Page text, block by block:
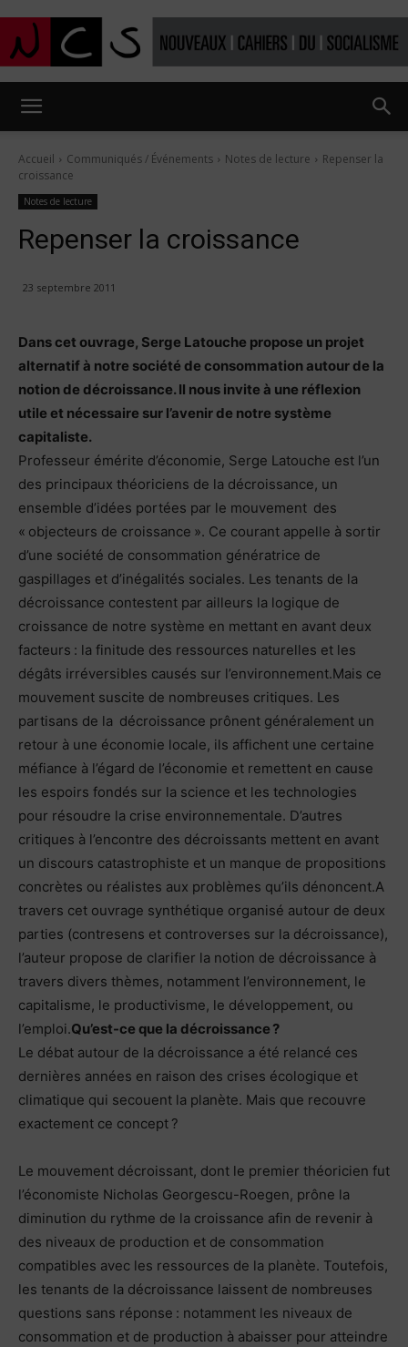
socialisme
Accueil Communiqués / Événements Notes de lecture
Repenser la
croissance
Notes de lecture
Repenser la croissance
23 septembre 2011
Dans cet ouvrage, Serge Latouche propose un projet
alternatif à notre société de consommation autour de la
notion de décroissance. Il nous invite à une réflexion
utile et nécessaire sur l’avenir de notre système
capitaliste.
Professeur émérite d’économie, Serge Latouche est l’un
des principaux théoriciens de la décroissance, un
ensemble d’idées portées par le mouvement des
« objecteurs de croissance ». Ce courant appelle à sortir
d’une société de consommation génératrice de
gaspillages et d’inégalités sociales. Les tenants de la
décroissance contestent par ailleurs la logique de
croissance de notre système en mettant en avant deux
facteurs : la finitude des ressources naturelles et les
dégâts irréversibles causés sur l’environnement.Mais ce
mouvement suscite de nombreuses critiques. Les
partisans de la décroissance prônent généralement un
retour à une économie locale, ils affichent une certaine
méfiance à l’égard de l’économie et remettent en cause
les espoirs fondés sur la science et les technologies
pour résoudre la crise environnementale. D’autres
critiques à l’encontre des décroissants mettent en avant
un discours catastrophiste et un manque de propositions
concrètes ou réalistes aux problèmes qu’ils dénoncent.A
travers cet ouvrage synthétique organisé autour de deux
parties (contresens et controverses sur la décroissance),
l’auteur propose de clarifier la notion de décroissance à
travers divers thèmes, notamment l’environnement, le
capitalisme, le productivisme, le développement, ou
l’emploi.Qu’est-ce que la décroissance ?
Le débat autour de la décroissance a été relancé ces
dernières années en raison des crises écologique et
climatique qui secouent la planète. Mais que recouvre
exactement ce concept ?
Le mouvement décroissant, dont le premier théoricien fut
l’économiste Nicholas Georgescu-Roegen, prône la
diminution du rythme de la croissance afin de revenir à
des niveaux de production et de consommation
compatibles avec les ressources de la planète. Toutefois,
les tenants de la décroissance laissent de nombreuses
questions sans réponse : notamment les niveaux de
consommation et de production à abaisser pour atteindre